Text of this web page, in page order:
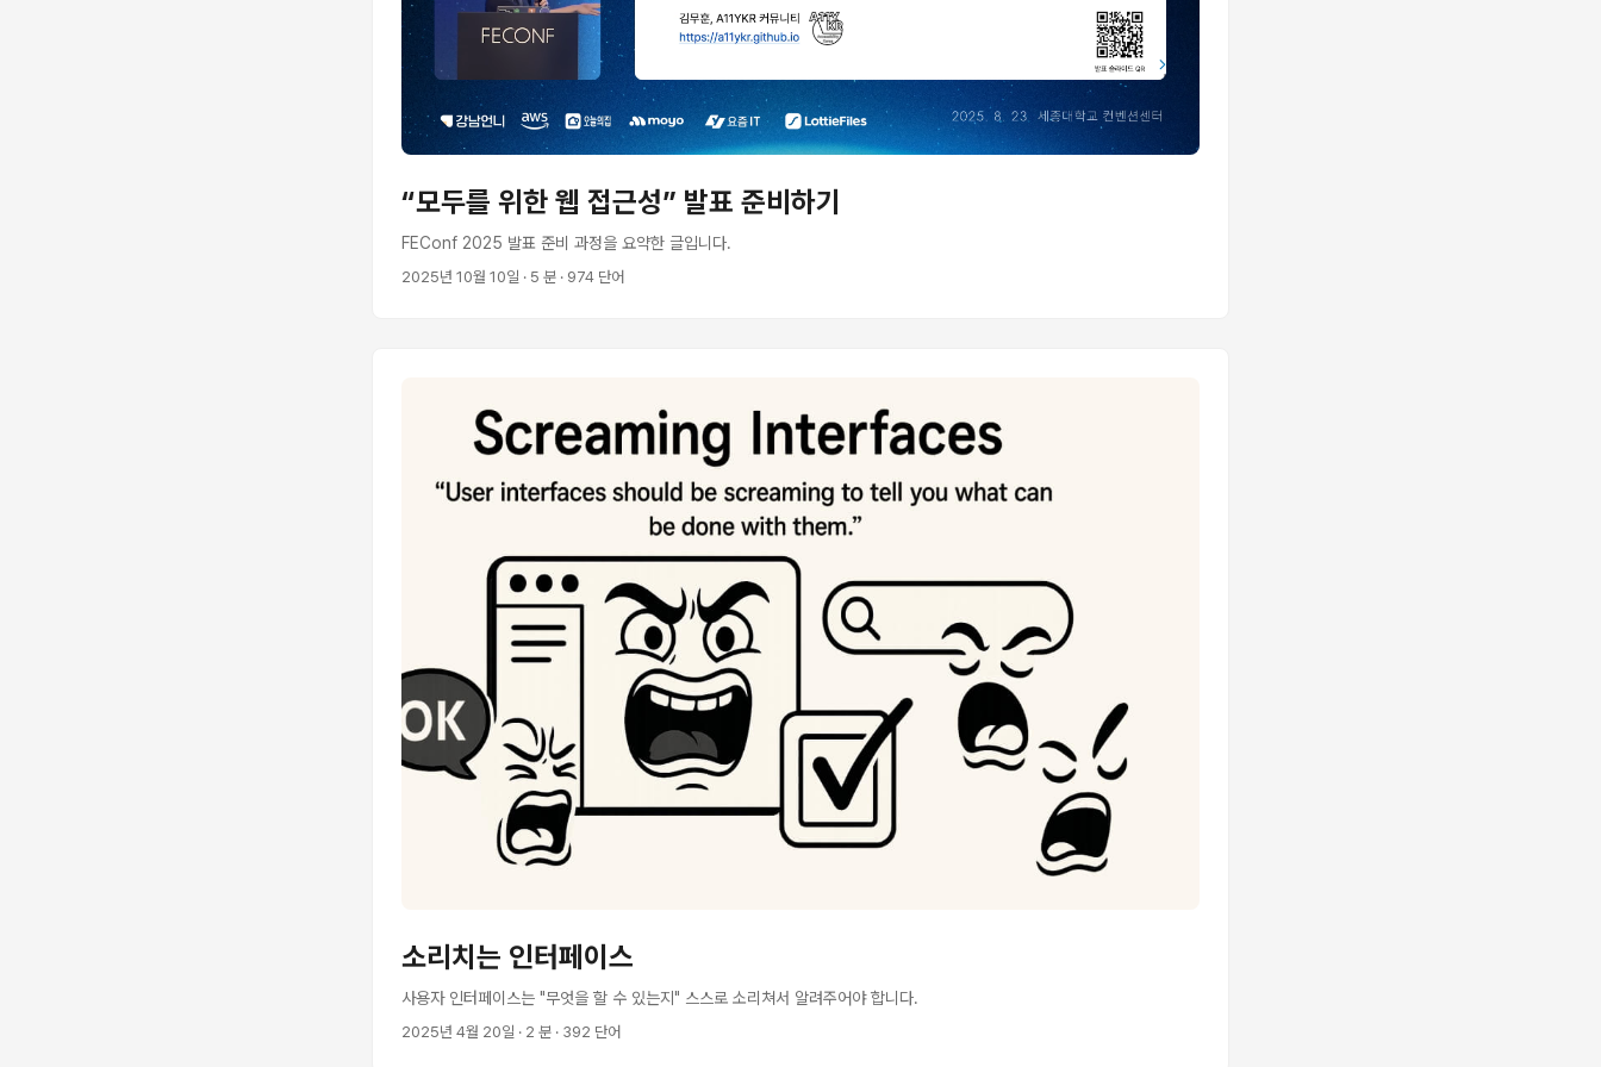
“모두를 위한 웹 접근성” 발표 준비하기
FEConf 2025 발표 준비 과정을 요약한 글입니다.
2025년 10월 10일 · 5 분 · 974 단어
소리치는 인터페이스
사용자 인터페이스는 "무엇을 할 수 있는지" 스스로 소리쳐서 알려주어야 합니다.
2025년 4월 20일 · 2 분 · 392 단어